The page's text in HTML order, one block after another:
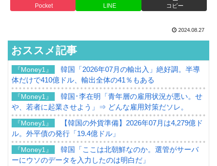
Pocket LINE コピー
2024.08.27
おススメ記事
『Money1』
韓国「2026年07月の輸出入」絶好調。半導
体だけで410億ドル、輸出全体の41％もある
『Money1』
韓国･李在明「青年層の雇用状況が悪い。せ
や、若者に起業させよう」⇒ どんな雇用対策だソレ。
『Money1』
【韓国の外貨準備】2026年07月は4,279億ド
ル。外平債の発行「19.4億ドル」
『Money1』
韓国「ここは北朝鮮なのか。選管がサーバ
ーにウソのデータを入力したのは明白だ」